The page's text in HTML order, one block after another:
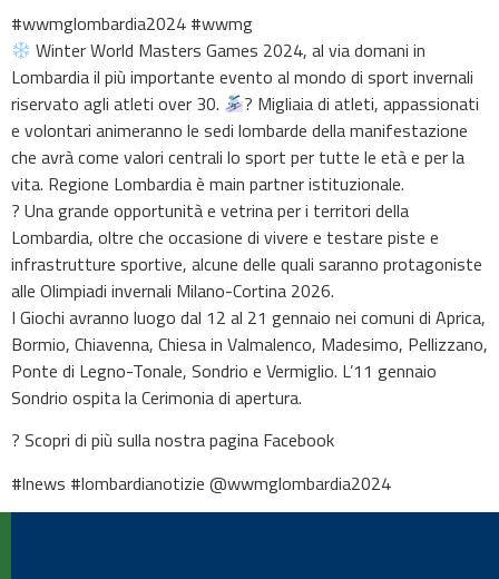
#wwmglombardia2024 #wwmg
Winter World Masters Games 2024, al via domani in
Lombardia il più importante evento al mondo di sport invernali
riservato agli atleti over 30.
? Migliaia di atleti, appassionati
e volontari animeranno le sedi lombarde della manifestazione
che avrà come valori centrali lo sport per tutte le età e per la
vita. Regione Lombardia è main partner istituzionale.
?️ Una grande opportunità e vetrina per i territori della
Lombardia, oltre che occasione di vivere e testare piste e
infrastrutture sportive, alcune delle quali saranno protagoniste
alle Olimpiadi invernali Milano-Cortina 2026.
I Giochi avranno luogo dal 12 al 21 gennaio nei comuni di Aprica,
Bormio, Chiavenna, Chiesa in Valmalenco, Madesimo, Pellizzano,
Ponte di Legno-Tonale, Sondrio e Vermiglio. L’11 gennaio
Sondrio ospita la Cerimonia di apertura.
? Scopri di più sulla nostra pagina Facebook
#lnews #lombardianotizie @wwmglombardia2024